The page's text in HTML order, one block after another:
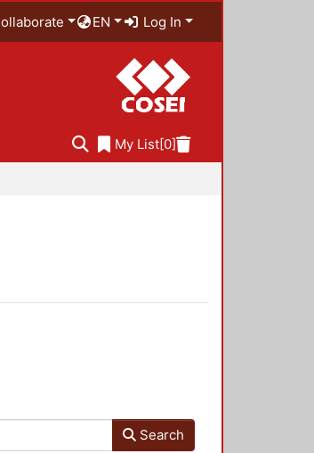
EN Log In
My List[0]
Search